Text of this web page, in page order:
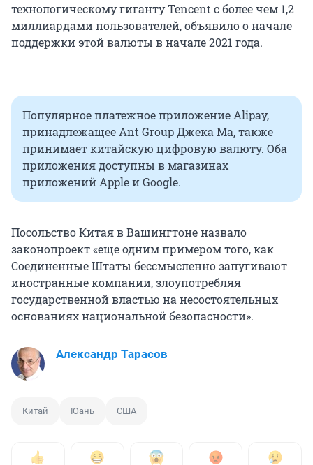
технологическому гиганту Tencent с более чем 1,2
миллиардами пользователей, объявило о начале
поддержки этой валюты в начале 2021 года.
Популярное платежное приложение Alipay,
принадлежащее Ant Group Джека Ма, также
принимает китайскую цифровую валюту. Оба
приложения доступны в магазинах
приложений Apple и Google.
Посольство Китая в Вашингтоне назвало
законопроект «еще одним примером того, как
Соединенные Штаты бессмысленно запугивают
иностранные компании, злоупотребляя
государственной властью на несостоятельных
основаниях национальной безопасности».
Александр Тарасов
Китай Юань США